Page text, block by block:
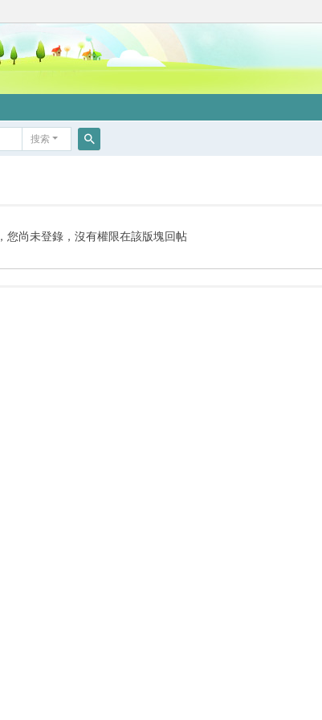
搜索
您尚未登錄，沒有權限在該版塊回帖